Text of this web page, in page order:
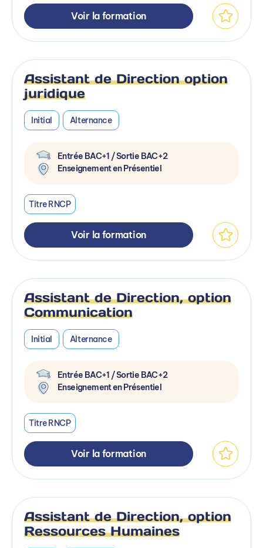
Voir la formation
Assistant de Direction option
juridique
Initial Alternance
Entrée BAC+1 / Sortie BAC+2
Enseignement en Présentiel
Titre RNCP
Voir la formation
Assistant de Direction, option
Communication
Initial Alternance
Entrée BAC+1 / Sortie BAC+2
Enseignement en Présentiel
Titre RNCP
Voir la formation
Assistant de Direction, option
Ressources Humaines